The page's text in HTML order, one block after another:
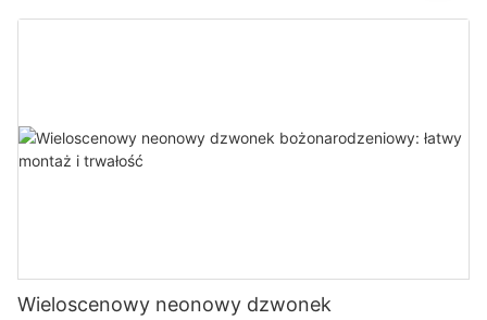
Wieloscenowy neonowy dzwonek